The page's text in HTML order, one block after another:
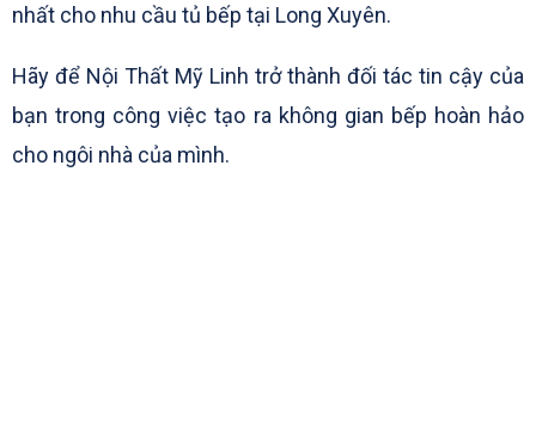
nhất cho nhu cầu tủ bếp tại Long Xuyên.
Hãy để Nội Thất Mỹ Linh trở thành đối tác tin cậy của
bạn trong công việc tạo ra không gian bếp hoàn hảo
cho ngôi nhà của mình.